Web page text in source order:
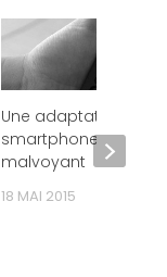
Une adaptation
smartphone pour
malvoyant
18 MAI 2015